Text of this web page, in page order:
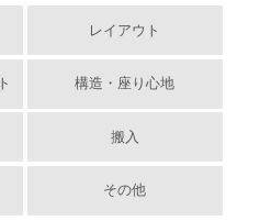
レイアウト
構造・座り心地
搬入
その他